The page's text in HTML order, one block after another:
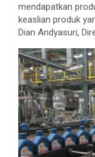
mendapatkan
keaslian produk
Dian Andyasuri,